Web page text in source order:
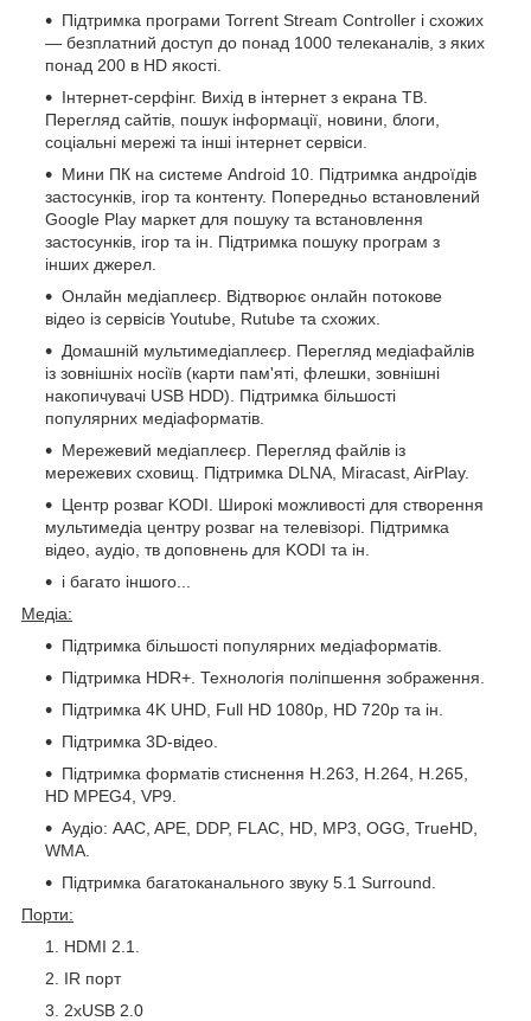
Підтримка програми Torrent Stream Controller і схожих
— безплатний доступ до понад 1000 телеканалів, з яких
понад 200 в HD якості.
Інтернет-серфінг. Вихід в інтернет з екрана ТВ.
Перегляд сайтів, пошук інформації, новини, блоги,
соціальні мережі та інші інтернет сервіси.
Мини ПК на системе Android 10. Підтримка андроїдів
застосунків, ігор та контенту. Попередньо встановлений
Google Play маркет для пошуку та встановлення
застосунків, ігор та ін. Підтримка пошуку програм з
інших джерел.
Онлайн медіаплеєр. Відтворює онлайн потокове
відео із сервісів Youtube, Rutube та схожих.
Домашній мультимедіаплеєр. Перегляд медіафайлів
із зовнішніх носіїв (карти пам'яті, флешки, зовнішні
накопичувачі USB HDD). Підтримка більшості
популярних медіаформатів.
Мережевий медіаплеєр. Перегляд файлів із
мережевих сховищ. Підтримка DLNA, Miracast, AirPlay.
Центр розваг KODI. Широкі можливості для створення
мультимедіа центру розваг на телевізорі. Підтримка
відео, аудіо, тв доповнень для KODI та ін.
і багато іншого...
Медіа:
Підтримка більшості популярних медіаформатів.
Підтримка HDR+. Технологія поліпшення зображення.
Підтримка 4K UHD, Full HD 1080p, HD 720p та ін.
Підтримка 3D-відео.
Підтримка форматів стиснення H.263, H.264, H.265,
HD MPEG4, VP9.
Аудіо: AAC, APE, DDP, FLAC, HD, MP3, OGG, TrueHD,
WMA.
Підтримка багатоканального звуку 5.1 Surround.
Порти:
HDMI 2.1.
IR порт
2xUSB 2.0